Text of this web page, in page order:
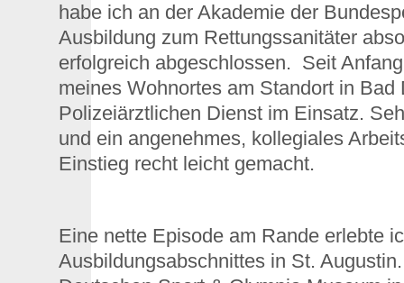
habe ich an der Akademie der
Ausbildung zum Rettungssanitäter
erfolgreich abgeschlossen. Seit
meines Wohnortes am Standort in Bad
Polizeiärztlichen Dienst im Einsatz.
und ein angenehmes, kollegiales
Einstieg recht leicht gemacht.
Eine nette Episode am Rande erlebte
Ausbildungsabschnittes in St.